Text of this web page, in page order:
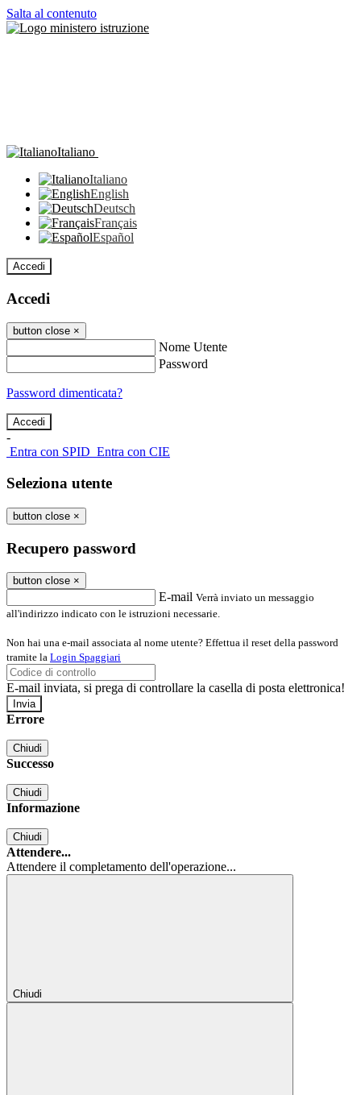
Salta al contenuto
Italiano
Italiano
English
Deutsch
Français
Español
Accedi
Accedi
button close ×
Nome Utente
Password
Password dimenticata?
-
Entra con SPID Entra con CIE
Seleziona utente
button close ×
Recupero password
button close ×
E-mail Verrà inviato un messaggio
all'indirizzo indicato con le istruzioni necessarie.
Non hai una e-mail associata al nome utente? Effettua il reset della password
tramite la Login Spaggiari
E-mail inviata, si prega di controllare la casella di posta elettronica!
Errore
Chiudi
Successo
Chiudi
Informazione
Chiudi
Attendere...
Attendere il completamento dell'operazione...
Chiudi